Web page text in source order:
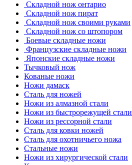
Складной нож онтарио
Складной нож пират
Складной нож своими руками
Складной нож со штопором
Боевые складные ножи
Французские складные ножи
Японские складные ножи
Тычковый нож
Кованые ножи
Ножи дамаск
Сталь для ножей
Ножи из алмазной стали
Ножи из быстрорежущей стали
Ножи из рессорной стали
Сталь для ковки ножей
Сталь для охотничьего ножа
Стальные ножи
Ножи из хирургической стали